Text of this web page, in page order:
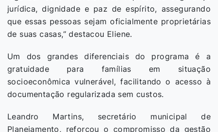
jurídica, dignidade e paz de espírito, assegurando
que essas pessoas sejam oficialmente proprietárias
de suas casas,” destacou Eliene.
Um dos grandes diferenciais do programa é a
gratuidade para famílias em situação
socioeconômica vulnerável, facilitando o acesso à
documentação regularizada sem custos.
Leandro Martins, secretário municipal de
Planejamento, reforçou o compromisso da gestão